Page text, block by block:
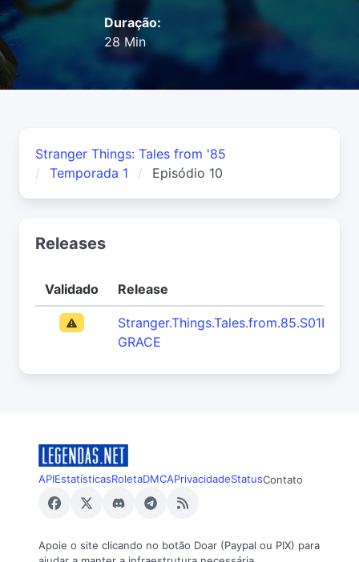
Duração:
28 Min
Stranger Things: Tales from '85
Temporada 1
Episódio 10
Releases
Validado Release
GRACE
APIEstatísticasRoletaDMCAPrivacidadeStatusContato
Apoie o site clicando no botão Doar (Paypal ou PIX) para